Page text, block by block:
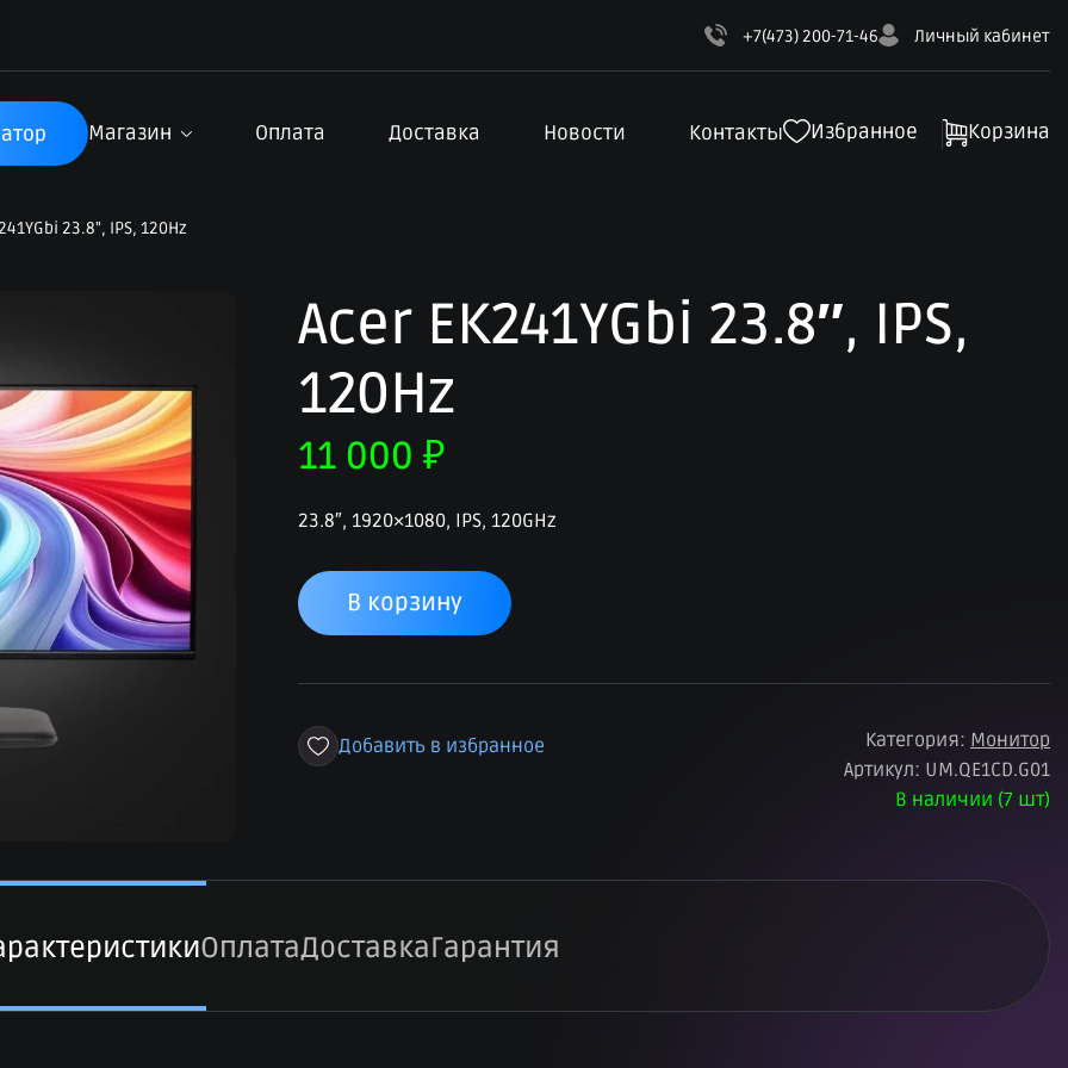
+7(473) 200-71-46 Личный кабинет
Магазин Оплата Доставка Новости Контакты Избранное Корзина
23.8", IPS, 120Hz
Acer EK241YGbi 23.8″, IPS,
120Hz
11 000₽
23.8″, 1920×1080, IPS, 120GHz
В корзину
Добавить в избранное
В наличии (7 шт)
Артикул: UM.QE1CD.G01
Категория: Монитор
ОплатаДоставкаГарантия